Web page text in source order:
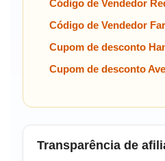
Código de Vendedor
Código de Vendedor
Cupom de desconto
Cupom de desconto
Transparência de